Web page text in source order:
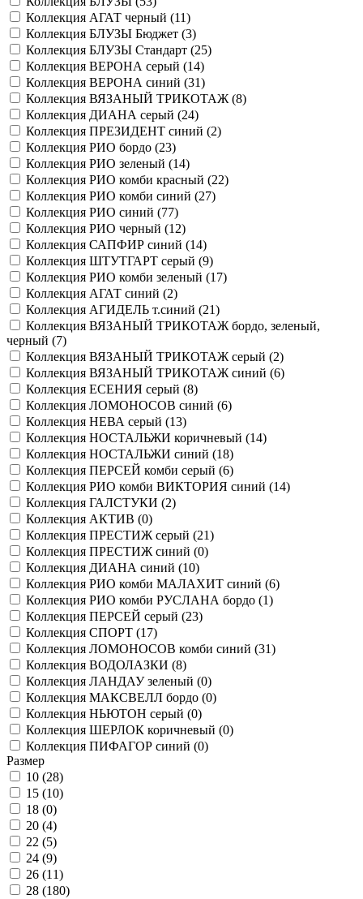
Коллекция АГАТ черный (11)
Коллекция БЛУЗЫ Бюджет (3)
Коллекция БЛУЗЫ Стандарт (25)
Коллекция ВЕРОНА серый (14)
Коллекция ВЕРОНА синий (31)
Коллекция ВЯЗАНЫЙ ТРИКОТАЖ (8)
Коллекция ДИАНА серый (24)
Коллекция ПРЕЗИДЕНТ синий (2)
Коллекция РИО бордо (23)
Коллекция РИО зеленый (14)
Коллекция РИО комби красный (22)
Коллекция РИО комби синий (27)
Коллекция РИО синий (77)
Коллекция РИО черный (12)
Коллекция САПФИР синий (14)
Коллекция ШТУТГАРТ серый (9)
Коллекция РИО комби зеленый (17)
Коллекция АГАТ синий (2)
Коллекция АГИДЕЛЬ т.синий (21)
Коллекция ВЯЗАНЫЙ ТРИКОТАЖ бордо, зеленый,
черный (7)
Коллекция ВЯЗАНЫЙ ТРИКОТАЖ серый (2)
Коллекция ВЯЗАНЫЙ ТРИКОТАЖ синий (6)
Коллекция ЕСЕНИЯ серый (8)
Коллекция ЛОМОНОСОВ синий (6)
Коллекция НЕВА серый (13)
Коллекция НОСТАЛЬЖИ коричневый (14)
Коллекция НОСТАЛЬЖИ синий (18)
Коллекция ПЕРСЕЙ комби серый (6)
Коллекция РИО комби ВИКТОРИЯ синий (14)
Коллекция ГАЛСТУКИ (2)
Коллекция АКТИВ (0)
Коллекция ПРЕСТИЖ серый (21)
Коллекция ПРЕСТИЖ синий (0)
Коллекция ДИАНА синий (10)
Коллекция РИО комби МАЛАХИТ синий (6)
Коллекция РИО комби РУСЛАНА бордо (1)
Коллекция ПЕРСЕЙ серый (23)
Коллекция СПОРТ (17)
Коллекция ЛОМОНОСОВ комби синий (31)
Коллекция ВОДОЛАЗКИ (8)
Коллекция ЛАНДАУ зеленый (0)
Коллекция МАКСВЕЛЛ бордо (0)
Коллекция НЬЮТОН серый (0)
Коллекция ШЕРЛОК коричневый (0)
Коллекция ПИФАГОР синий (0)
Размер
10 (28)
15 (10)
18 (0)
20 (4)
22 (5)
24 (9)
26 (11)
28 (180)